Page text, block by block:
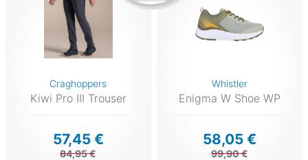
Craghoppers
Kiwi Pro III Trouser
57,45 €
84,95 €
Whistler
Enigma W Shoe WP
58,05 €
99,90 €